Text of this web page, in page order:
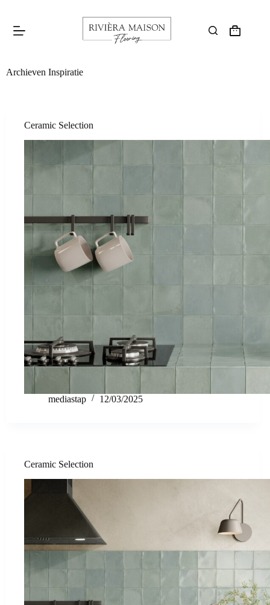
Archieven Inspiratie
Ceramic Selection
mediastap 12/03/2025
Ceramic Selection